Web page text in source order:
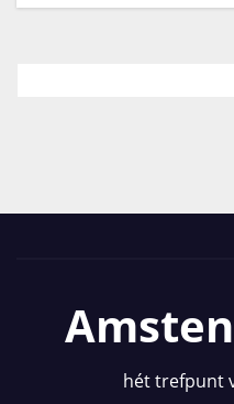
hét trefpunt